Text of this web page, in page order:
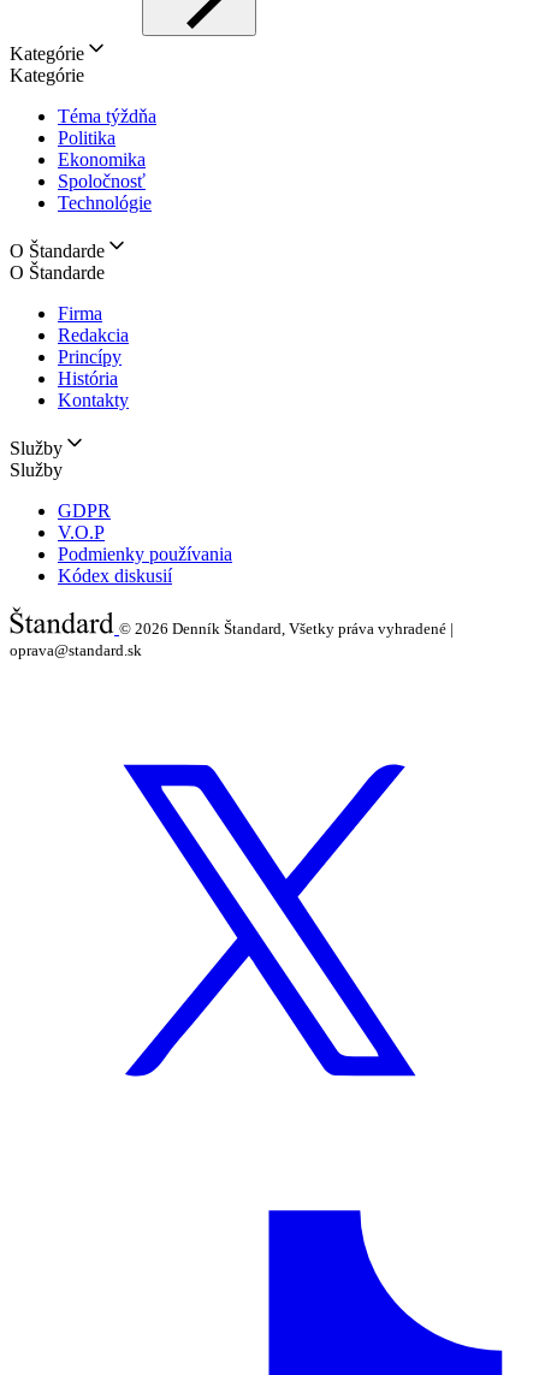
Kategórie
Kategórie
Téma týždňa
Politika
Ekonomika
Spoločnosť
Technológie
O Štandarde
O Štandarde
Firma
Redakcia
Princípy
História
Kontakty
Služby
Služby
GDPR
V.O.P
Podmienky používania
Kódex diskusií
© 2026 Denník Štandard, Všetky práva vyhradené |
oprava@standard.sk